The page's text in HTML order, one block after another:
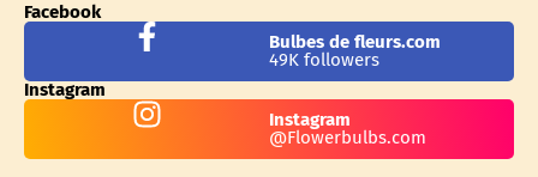
Facebook
Bulbes de fleurs.com
49K followers
Instagram
Instagram
@Flowerbulbs.com